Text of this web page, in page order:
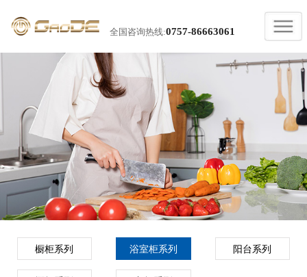
全国咨询热线:0757-86663061
橱柜系列 浴室柜系列 阳台系列